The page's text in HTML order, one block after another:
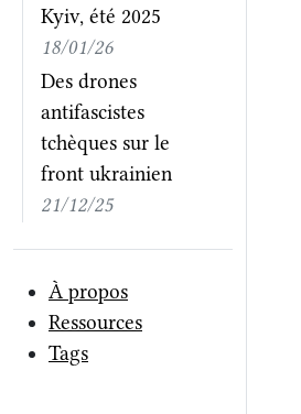
Kyiv, été 2025
18/01/26
Des drones
antifascistes
tchèques sur le
front ukrainien
21/12/25
À propos
Ressources
Tags